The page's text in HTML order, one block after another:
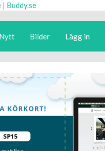
| Buddy.se
Nytt Bilder Lägg in